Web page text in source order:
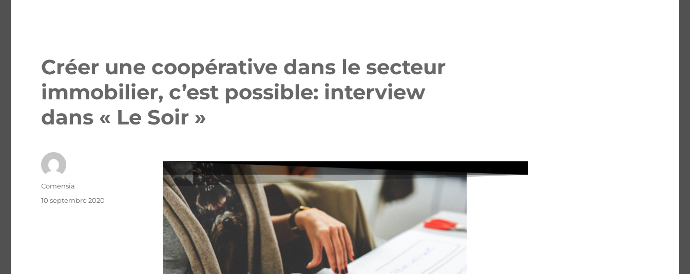
Créer une coopérative dans le secteur
immobilier, c’est possible: interview
dans « Le Soir »
Comensia
10 septembre 2020